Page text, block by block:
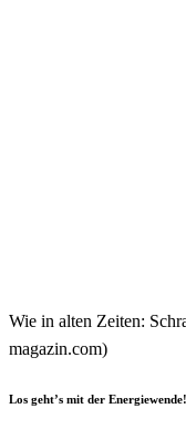
Wie in alten Zeiten:
magazin.com)
Los geht’s mit der Energiewende!